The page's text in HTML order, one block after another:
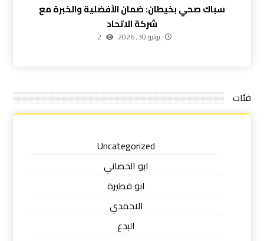
سباك صحي بخيطان: ضمان الأفضلية والخبرة مع
شركة الاتحاد
يوليو 30, 2026 2
فئات
Uncategorized
ابو الحصاني
ابو فطيرة
الاحمدي
البدع